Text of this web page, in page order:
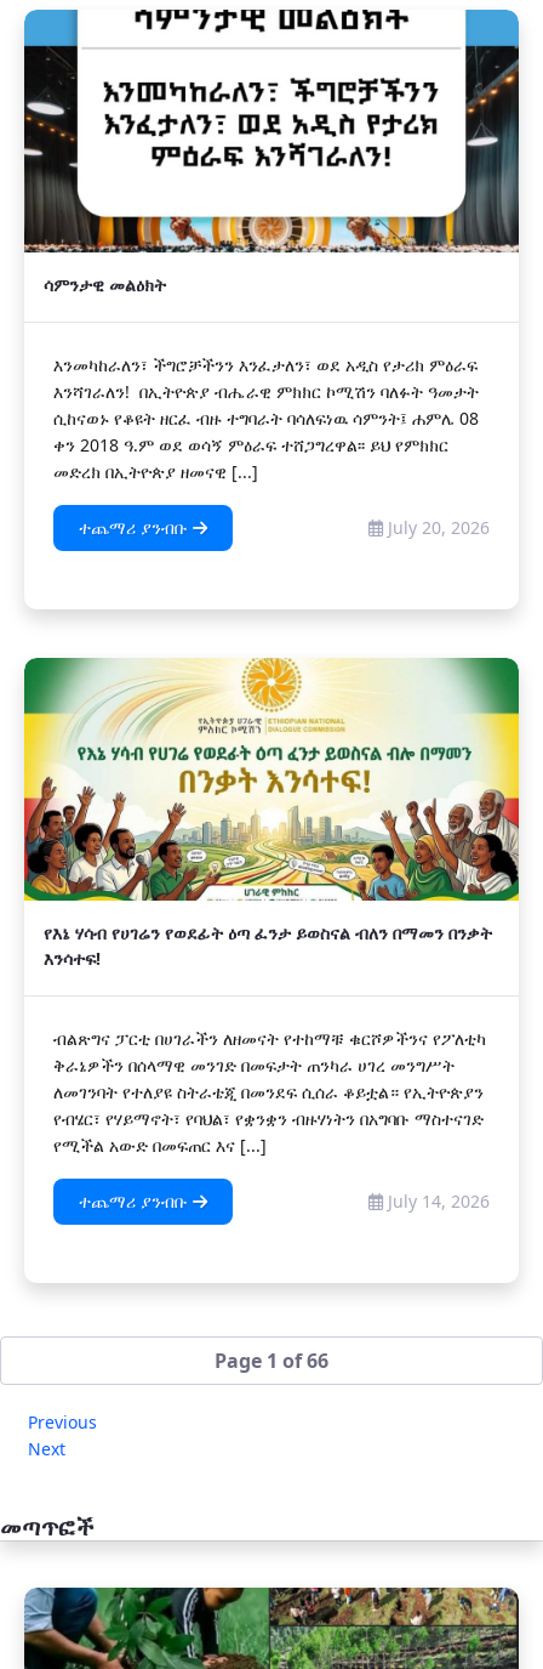
ሳምንታዊ መልዕክት
እንመካከራለን፣ ችግሮቻችንን እንፈታለን፣ ወደ አዲስ የታሪክ ምዕራፍ
እንሻገራለን! በኢትዮጵያ ብሔራዊ ምክክር ኮሚሽን ባለፉት ዓመታት
ሲከናወኑ የቆዩት ዘርፈ ብዙ ተግባራት ባሳለፍነዉ ሳምንት፤ ሐምሌ 08
ቀን 2018 ዓ.ም ወደ ወሳኝ ምዕራፍ ተሸጋግረዋል፡፡ ይህ የምክክር
መድረክ በኢትዮጵያ ዘመናዊ [...]
ተጨማሪ ያንብቡ July 20, 2026
የእኔ ሃሳብ የሀገሬን የወደፊት ዕጣ ፈንታ ይወስናል ብለን በማመን በንቃት
እንሳተፍ!
ብልጽግና ፓርቲ በሀገራችን ለዘመናት የተከማቹ ቁርሾዎችንና የፖለቲካ
ቅራኔዎችን በሰላማዊ መንገድ በመፍታት ጠንካራ ሀገረ መንግሥት
ለመገንባት የተለያዩ ስትራቴጂ በመንደፍ ሲሰራ ቆይቷል። የኢትዮጵያን
የብሄር፣ የሃይማኖት፣ የባህል፣ የቋንቋን ብዙሃነትን በአግባቡ ማስተናገድ
የሚችል አውድ በመፍጠር እና [...]
ተጨማሪ ያንብቡ July 14, 2026
Page 1 of 66
Previous
Next
መጣጥፎች
አዲስ